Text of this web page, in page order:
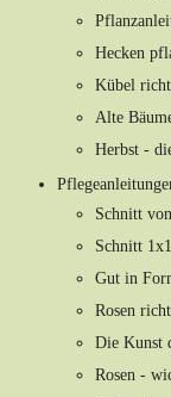
Hecken
Kübel
Alte
Herbst -
Schnitt
Schnitt
Gut in
Rosen
Die Kunst
Rosen -